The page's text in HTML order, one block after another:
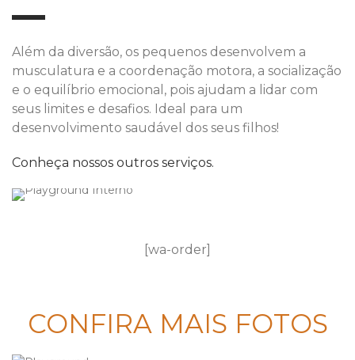
Além da diversão, os pequenos desenvolvem a
musculatura e a coordenação motora, a socialização
e o equilíbrio emocional, pois ajudam a lidar com
seus limites e desafios. Ideal para um
desenvolvimento saudável dos seus filhos!
Conheça nossos outros serviços.
[wa-order]
CONFIRA MAIS FOTOS